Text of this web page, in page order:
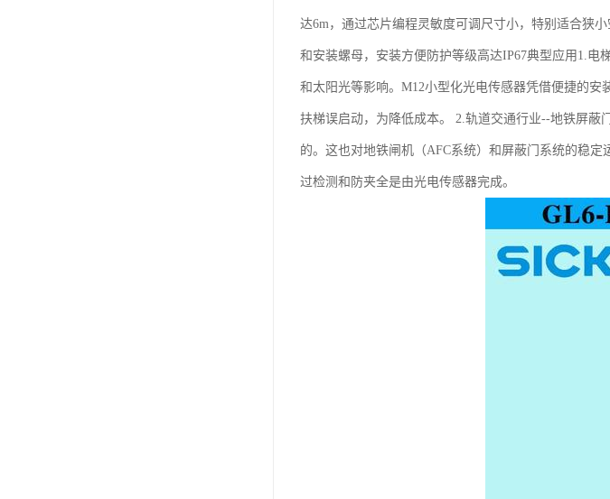
达6m，通过芯片编程灵敏度可调尺寸小，特别适合狭
和安装螺母，安装方便防护等级高达IP67典型应用1.
和太阳光等影响。M12小型化光电传感器凭借便捷的
扶梯误启动，为降低成本。 2.轨道交通行业--地铁屏
的。这也对地铁闸机（AFC系统）和屏蔽门系统的稳
过检测和防夹全是由光电传感器完成。